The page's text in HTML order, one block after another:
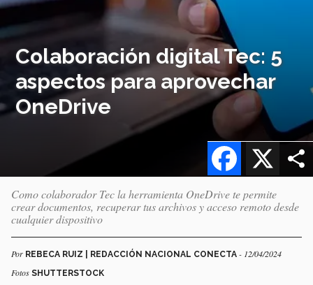
Colaboración digital Tec: 5
aspectos para aprovechar
OneDrive
X
Facebook
Como colaborador Tec la herramienta OneDrive te permite
crear documentos, recuperar tus archivos y acceso remoto desde
cualquier dispositivo
Por REBECA RUIZ | REDACCIÓN NACIONAL CONECTA - 12/04/2024
Fotos SHUTTERSTOCK